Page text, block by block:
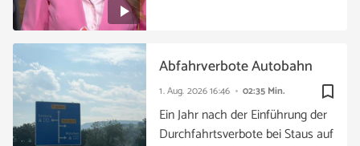
bookmark_border
1. Aug. 202616:46 02:35 Min.
Abfahrverbote Autobahn
Ein Jahr nach der Einführung der
Durchfahrtsverbote bei Staus auf